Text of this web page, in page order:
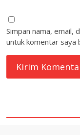
Simpan nama, email,
untuk komentar saya